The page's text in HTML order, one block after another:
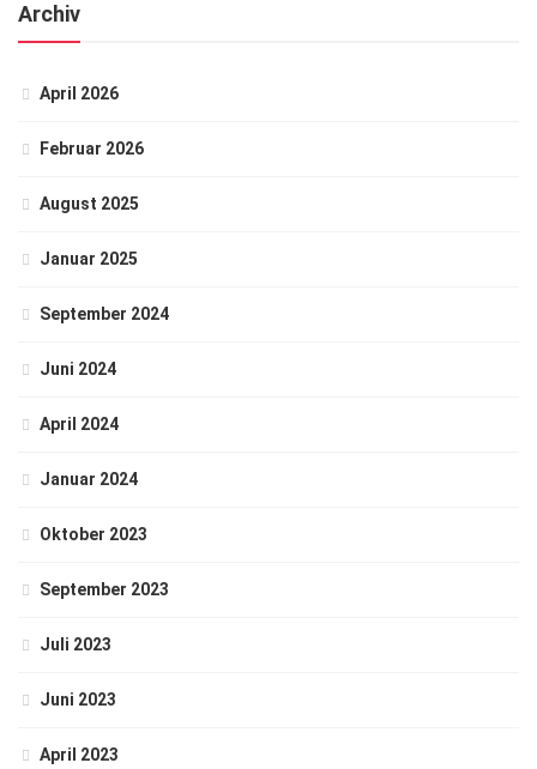
Archiv
April 2026
Februar 2026
August 2025
Januar 2025
September 2024
Juni 2024
April 2024
Januar 2024
Oktober 2023
September 2023
Juli 2023
Juni 2023
April 2023